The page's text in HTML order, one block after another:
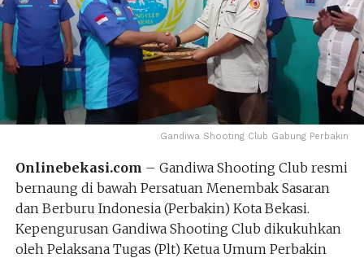
Gandiwa Shooting Club Gabung Perbakin
Onlinebekasi.com – Gandiwa Shooting Club resmi
bernaung di bawah Persatuan Menembak Sasaran
dan Berburu Indonesia (Perbakin) Kota Bekasi.
Kepengurusan Gandiwa Shooting Club dikukuhkan
oleh Pelaksana Tugas (Plt) Ketua Umum Perbakin